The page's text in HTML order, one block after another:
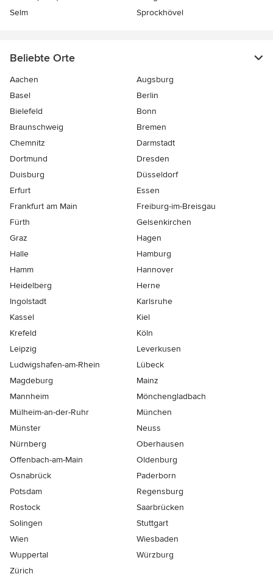
Selm
Sprockhövel
Beliebte Orte
Aachen
Augsburg
Basel
Berlin
Bielefeld
Bonn
Braunschweig
Bremen
Chemnitz
Darmstadt
Dortmund
Dresden
Duisburg
Düsseldorf
Erfurt
Essen
Frankfurt am Main
Freiburg-im-Breisgau
Fürth
Gelsenkirchen
Graz
Hagen
Halle
Hamburg
Hamm
Hannover
Heidelberg
Herne
Ingolstadt
Karlsruhe
Kassel
Kiel
Krefeld
Köln
Leipzig
Leverkusen
Ludwigshafen-am-Rhein
Lübeck
Magdeburg
Mainz
Mannheim
Mönchen­gladbach
Mülheim-an-der-Ruhr
München
Münster
Neuss
Nürnberg
Oberhausen
Offenbach-am-Main
Oldenburg
Osnabrück
Paderborn
Potsdam
Regensburg
Rostock
Saarbrücken
Solingen
Stuttgart
Wien
Wiesbaden
Wuppertal
Würzburg
Zürich